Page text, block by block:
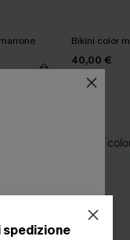
Bikini color
40,00 €